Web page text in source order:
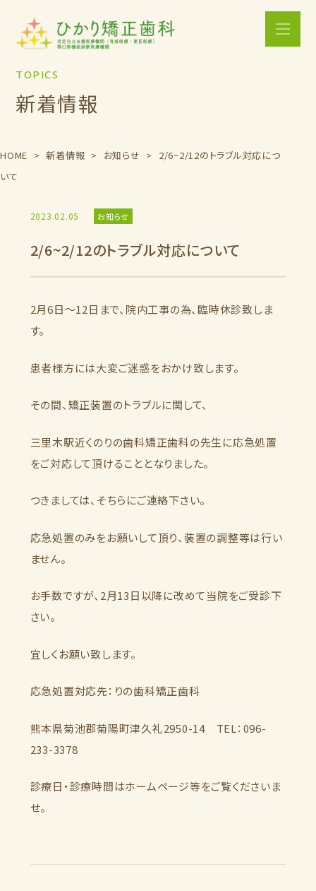
TOPICS
新着情報
HOME 新着情報 お知らせ
2/6~2/12のトラブル対応につ
いて
2023.02.05 お知らせ
2/6~2/12のトラブル対応について
2月6日～12日まで、院内工事の為、臨時休診致しま
す。
患者様方には大変ご迷惑をおかけ致します。
その間、矯正装置のトラブルに関して、
三里木駅近くのりの歯科矯正歯科の先生に応急処置
をご対応して頂けることとなりました。
つきましては、そちらにご連絡下さい。
応急処置のみをお願いして頂り、装置の調整等は行い
ません。
お手数ですが、2月13日以降に改めて当院をご受診下
さい。
宜しくお願い致します。
応急処置対応先：りの歯科矯正歯科
熊本県菊池郡菊陽町津久礼2950-14 TEL：096-
233-3378
診療日・診療時間はホームページ等をご覧くださいま
せ。
メニ